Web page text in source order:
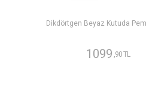
Dikdörtgen Beyaz Kutuda
1099 ,90 TL